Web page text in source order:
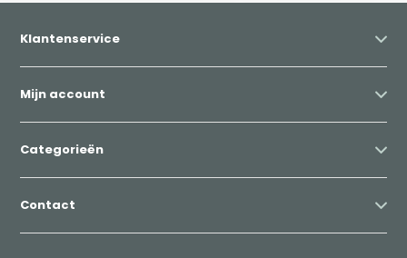
Klantenservice
Mijn account
Categorieën
Contact